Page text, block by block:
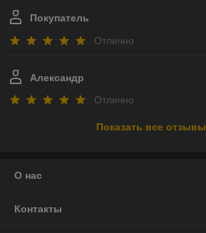
Покупатель
Отлично
Александр
Отлично
Показать все отзывы
О нас
Контакты